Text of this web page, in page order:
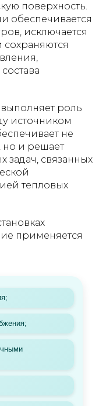
поверхность.
обеспечивается
исключается
роль
источником
не
но и решает
связанных
тепловых
применяется